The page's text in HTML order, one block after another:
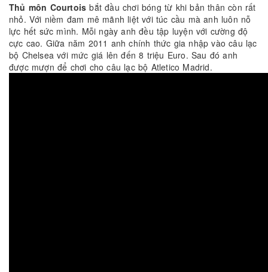
Thủ môn Courtois bắt đầu chơi bóng từ khi bản thân còn rất
nhỏ. Với niềm đam mê mãnh liệt với túc cầu mà anh luôn nỗ
lực hết sức mình. Mỗi ngày anh đều tập luyện với cường độ
cực cao. Giữa năm 2011 anh chính thức gia nhập vào câu lạc
bộ Chelsea với mức giá lên đến 8 triệu Euro. Sau đó anh
được mượn để chơi cho câu lạc bộ Atletico Madrid.